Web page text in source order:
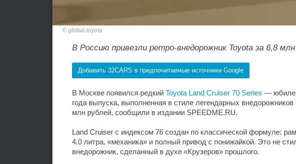
global.toyota
В Россию привезли ретро-внедорожник Toyota за 6,8
Добавить 32CARS в предпочитаемые источники Google
В Москве появился редкий Toyota Land Cruiser 70 Series —
года выпуска, выполненная в стиле легендарных
млн рублей, сообщили в издании SPEEDME.RU.
Land Cruiser с индексом 76 создан по классической формуле:
4.0 литра, «механика» и полный привод с понижайкой. Это не
внедорожник, сделанный в духе «Крузеров» прошлого.